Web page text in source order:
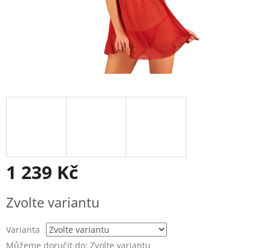
1 239 Kč
cena:
Zvolte variantu
Varianta
Můžeme doručit do: Zvolte variantu